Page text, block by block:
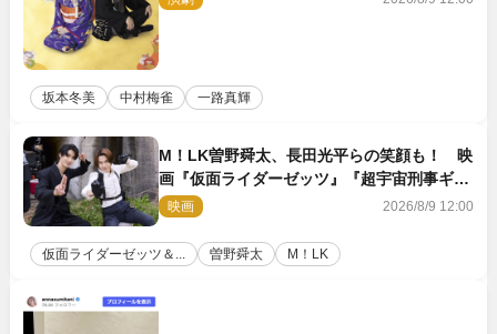
坂本冬美 中村梅雀 一路真輝
M！LK曽野舜太、長田光平らの笑顔も！ 映
画『仮面ライダーゼッツ』『超宇宙刑事ギャ
バン インフィニティ』オフショット到着
映画 2026/8/9 12:00
仮面ライダーゼッツ＆... 曽野舜太 M！LK